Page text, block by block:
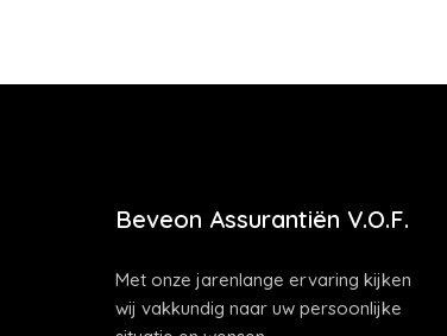
Beveon Assurantiën V.O.F.
Met onze jarenlange ervaring kijken
wij vakkundig naar uw persoonlijke